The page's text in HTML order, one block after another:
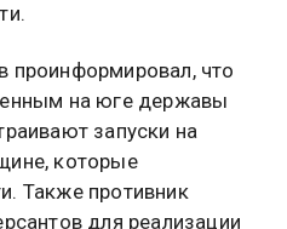
проинформировал, что
на юге державы
запуски на
которые
Также противник
для реализации